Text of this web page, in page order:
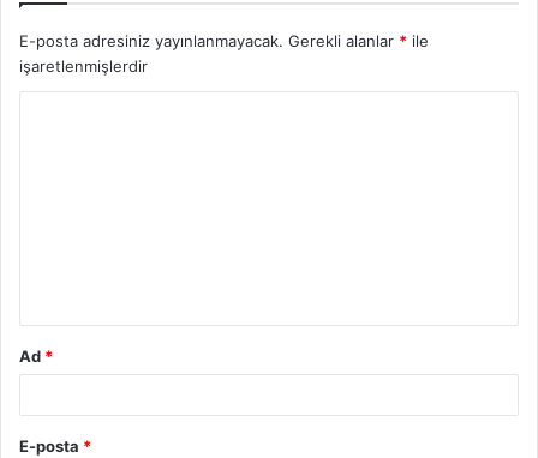
E-posta adresiniz yayınlanmayacak. Gerekli alanlar * ile
işaretlenmişlerdir
Ad *
E-posta *